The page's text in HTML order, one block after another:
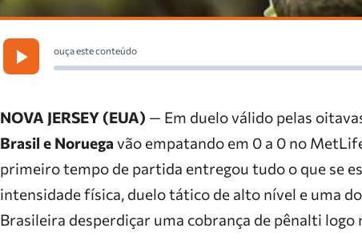
ouça este conteúdo
NOVA JERSEY (EUA) — Em duelo válido pelas
Brasil e Noruega vão empatando em 0 a 0 no
primeiro tempo de partida entregou tudo o que se
intensidade física, duelo tático de alto nível e uma
Brasileira desperdiçar uma cobrança de pênalti logo